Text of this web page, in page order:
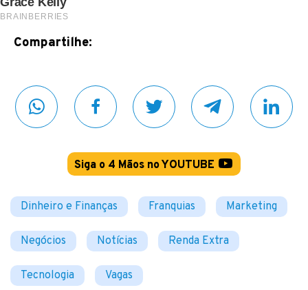
Compartilhe:
Siga o 4 Mãos no YOUTUBE
Dinheiro e Finanças Franquias Marketing
Negócios Notícias Renda Extra
Tecnologia Vagas